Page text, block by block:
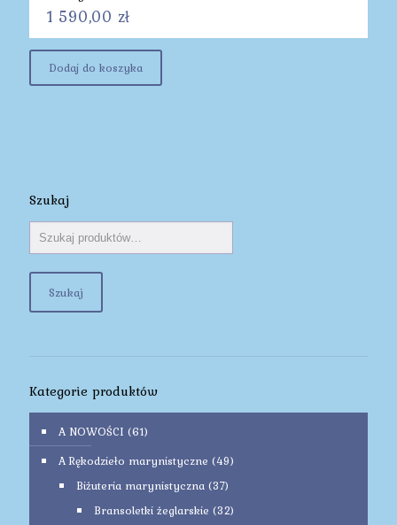
1 590,00 zł
Dodaj do koszyka
Szukaj
Szukaj
Kategorie produktów
A NOWOŚCI (61)
A Rękodzieło marynistyczne (49)
Biżuteria marynistyczna (37)
Bransoletki żeglarskie (32)